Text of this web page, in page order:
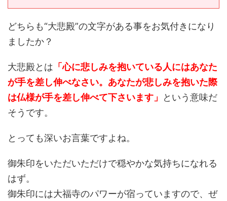
どちらも“大悲殿”の文字がある事をお気付きになり
ましたか？
大悲殿とは 「心に悲しみを抱いている人にはあなた
が手を差し伸べなさい。あなたが悲しみを抱いた際
は仏様が手を差し伸べて下さいます」
という意味だ
そうです。
とっても深いお言葉ですよね。
御朱印をいただいただけで穏やかな気持ちになれる
はず。
御朱印には大福寺のパワーが宿っていますので、ぜ